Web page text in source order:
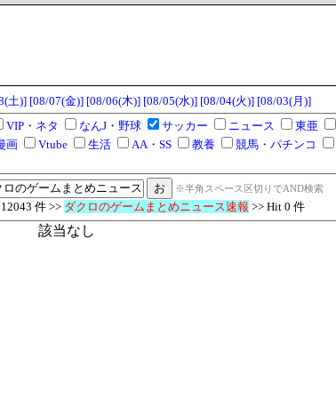
土)] [08/07(金)] [08/06(木)] [08/05(水)] [08/04(火)] [08/03(月)]
VIP・ネタ なんJ・野球 サッカー ニュース 東亜
画 Vtube 生活 AA・SS 教養 競馬・パチンコ
※半角スペース区切りでAND検索
件 >> ダクロのゲームまとめニュース速報 >> Hit 0 件
該当なし